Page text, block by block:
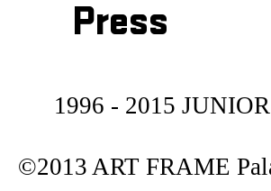
Press
1996 - 2015
©2013 ART FRAME